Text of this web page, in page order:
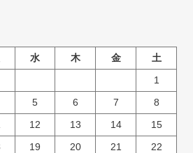
水 木 金
土
1
5 6 7
8
12 13 14
15
19 20 21
22